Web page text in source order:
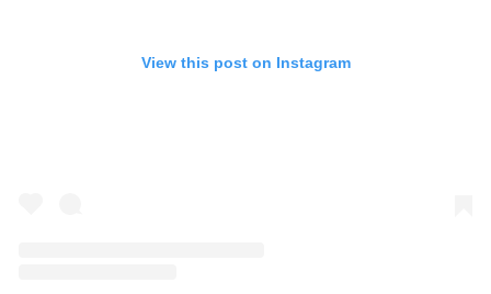
View this post on Instagram